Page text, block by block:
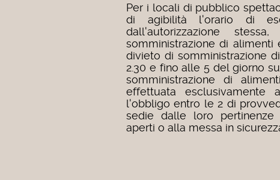
Per i locali di pubblico
di agibilità l'orario di
dall'autorizzazione
somministrazione di
divieto di somministrazione
2.30 e fino alle 5 del giorno
somministrazione di
effettuata esclusivamente
l'obbligo entro le 2 di
sedie dalle loro
aperti o alla messa in